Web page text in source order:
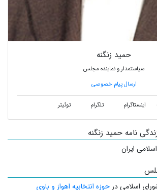
حمید زنگنه
سیاستمدار و نماینده مجلس
ارسال پیام خصوصی
اینستاگرام تلگرام توئیتر
نامه حمید زنگنه
ایران
اسلامی در حوزه انتخابیه اهواز و باوی